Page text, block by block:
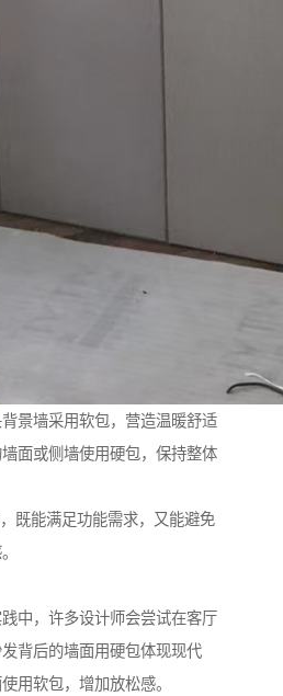
景墙采用软包，营造温暖舒适
面或侧墙使用硬包，保持整体
既能满足功能需求，又能避免
中，许多设计师会尝试在客厅
背后的墙面用硬包体现现代
用软包，增加放松感。